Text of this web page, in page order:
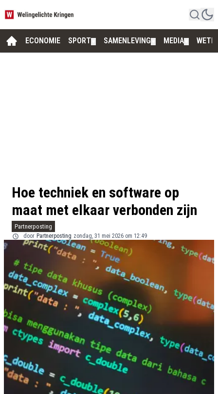
ECONOMIE SPORT SAMENLEVING MEDIA
Hoe techniek en software op
maat met elkaar verbonden zijn
Partnerposting
door Partnerposting zondag, 31 mei 2026 om 12:49